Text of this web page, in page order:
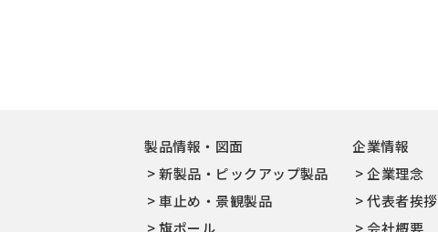
製品情報・図面
新製品・ピックアップ製品
車止め・景観製品
旗ポール
企業情報
企業理念
代表者挨拶
会社概要